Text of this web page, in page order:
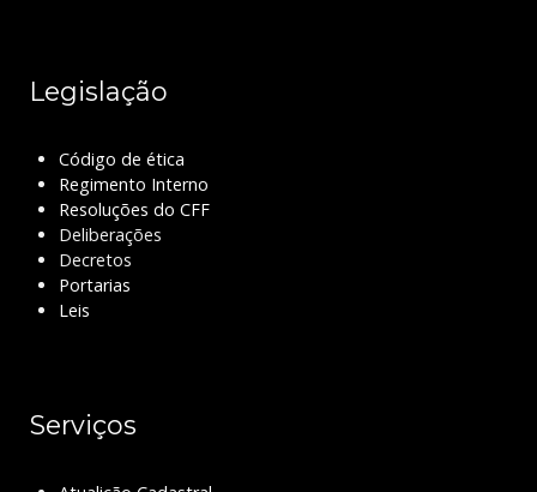
Legislação
Código de ética
Regimento Interno
Resoluções do CFF
Deliberações
Decretos
Portarias
Leis
Serviços